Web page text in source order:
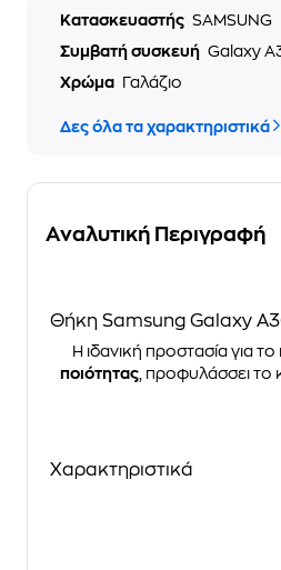
Κατασκευαστής SAMSUNG
Συμβατή συσκευή Galaxy
Χρώμα
Γαλάζιο
Δες όλα τα χαρακτηριστικά
Αναλυτική Περιγραφή
Θήκη Samsung Galaxy
Η ιδανική προστασία για
ποιότητας, προφυλάσσει το
Χαρακτηριστικά